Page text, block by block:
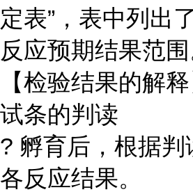
定表”，表中列出
反应预期结果范围
【检验结果的解释
试条的判读
? 孵育后，根据判
各反应结果。